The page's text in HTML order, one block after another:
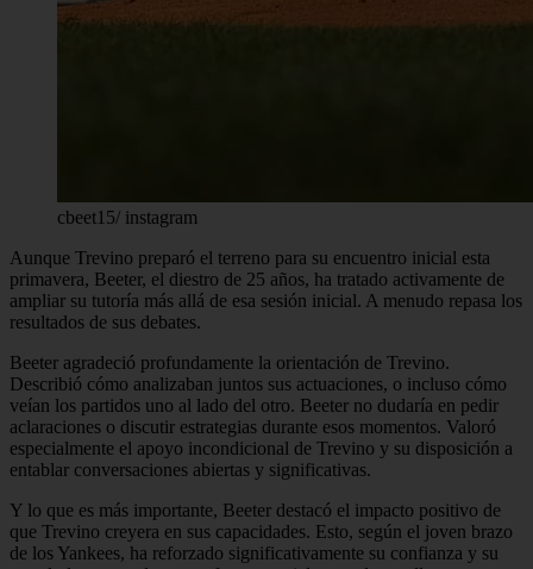
cbeet15/ instagram
Aunque Trevino preparó el terreno para su encuentro inicial esta
primavera, Beeter, el diestro de 25 años, ha tratado activamente de
ampliar su tutoría más allá de esa sesión inicial. A menudo repasa los
resultados de sus debates.
Beeter agradeció profundamente la orientación de Trevino.
Describió cómo analizaban juntos sus actuaciones, o incluso cómo
veían los partidos uno al lado del otro. Beeter no dudaría en pedir
aclaraciones o discutir estrategias durante esos momentos. Valoró
especialmente el apoyo incondicional de Trevino y su disposición a
entablar conversaciones abiertas y significativas.
Y lo que es más importante, Beeter destacó el impacto positivo de
que Trevino creyera en sus capacidades. Esto, según el joven brazo
de los Yankees, ha reforzado significativamente su confianza y su